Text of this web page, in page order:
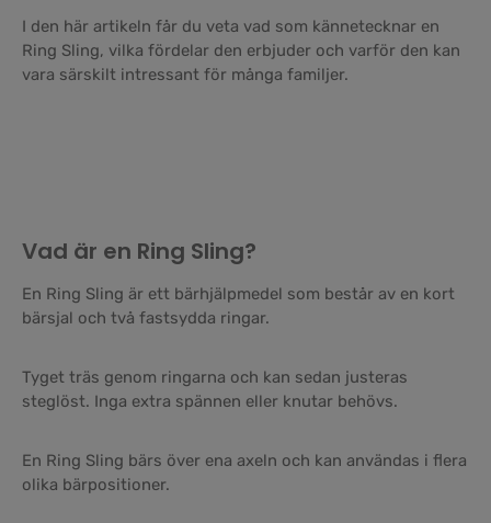
I den här artikeln får du veta vad som kännetecknar en
Ring Sling, vilka fördelar den erbjuder och varför den kan
vara särskilt intressant för många familjer.
Vad är en Ring Sling?
En Ring Sling är ett bärhjälpmedel som består av en kort
bärsjal och två fastsydda ringar.
Tyget träs genom ringarna och kan sedan justeras
steglöst. Inga extra spännen eller knutar behövs.
En Ring Sling bärs över ena axeln och kan användas i flera
olika bärpositioner.